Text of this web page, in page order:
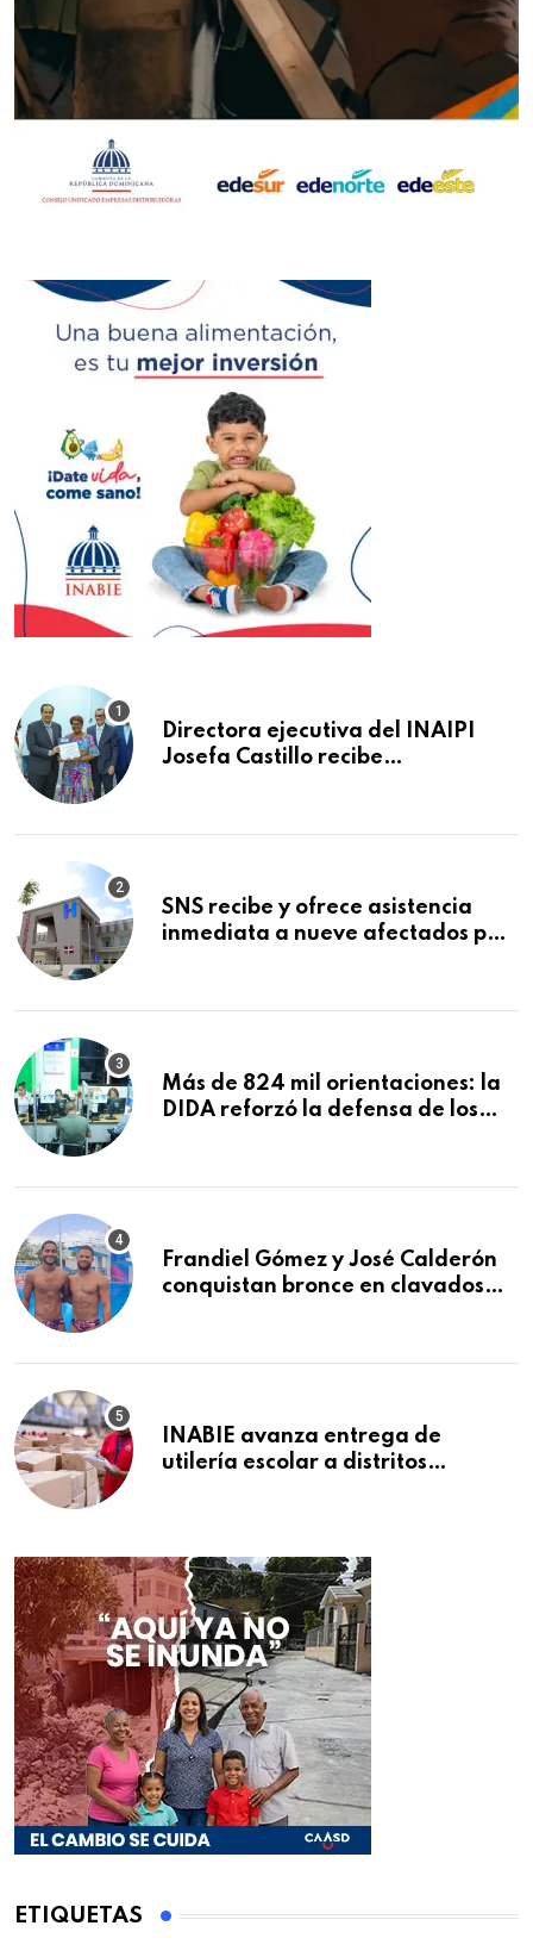
Directora ejecutiva del INAIPI
Josefa Castillo recibe
SNS recibe y ofrece asistencia
inmediata a nueve afectados por
Macorís
Más de 824 mil orientaciones: la
DIDA reforzó la defensa de los
Frandiel Gómez y José Calderón
conquistan bronce en clavados
INABIE avanza entrega de
utilería escolar a distritos
ETIQUETAS